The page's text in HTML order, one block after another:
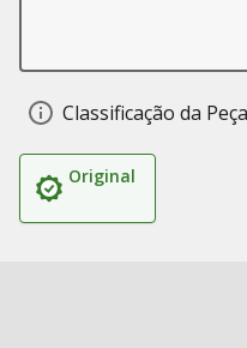
Classificação da
Original